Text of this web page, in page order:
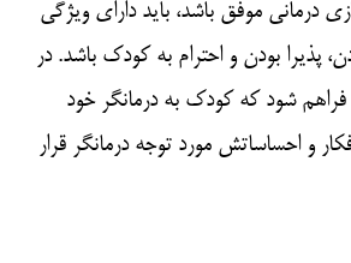
درمانی موفق باشد، باید دارای ویژگی
پذیرا بودن و احترام به کودک باشد. در
فراهم شود که کودک به درمانگر خود
و احساساتش مورد توجه درمانگر قرار